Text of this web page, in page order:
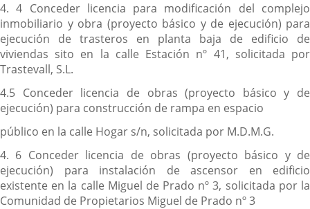
4. 4 Conceder licencia para modificación del complejo
inmobiliario y obra (proyecto básico y de ejecución) para
ejecución de trasteros en planta baja de edificio de
viviendas sito en la calle Estación nº 41, solicitada por
Trastevall, S.L.
4.5 Conceder licencia de obras (proyecto básico y de
ejecución) para construcción de rampa en espacio
público en la calle Hogar s/n, solicitada por M.D.M.G.
4. 6 Conceder licencia de obras (proyecto básico y de
ejecución) para instalación de ascensor en edificio
existente en la calle Miguel de Prado nº 3, solicitada por la
Comunidad de Propietarios Miguel de Prado nº 3